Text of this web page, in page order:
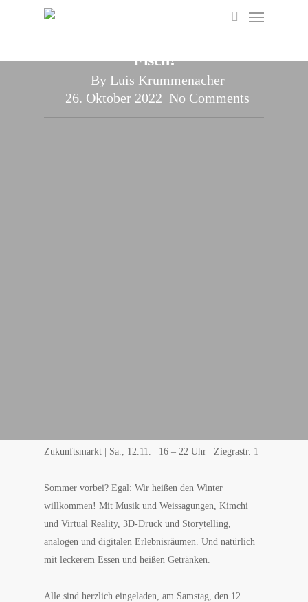
content
Menu
Fisch!
By Luis Krummenacher
26. Oktober 2022 No Comments
Zukunftsmarkt | Sa., 12.11. | 16 – 22 Uhr | Ziegrastr. 1
Sommer vorbei? Egal: Wir heißen den Winter
willkommen! Mit Musik und Weissagungen, Kimchi
und Virtual Reality, 3D-Druck und Storytelling,
analogen und digitalen Erlebnisräumen. Und natürlich
mit leckerem Essen und heißen Getränken.
Alle sind herzlich eingeladen, am Samstag, den 12.